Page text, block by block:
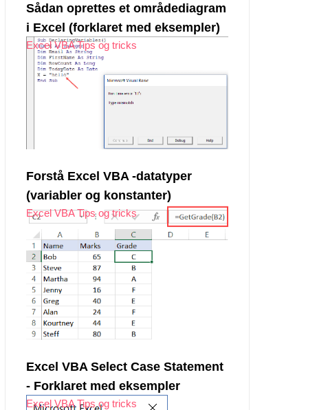
Sådan oprettes et områdediagram
i Excel (forklaret med eksempler)
Excel VBA Tips og tricks
Forstå Excel VBA -datatyper
(variabler og konstanter)
Excel VBA Tips og tricks
Excel VBA Select Case Statement
- Forklaret med eksempler
Excel VBA Tips og tricks